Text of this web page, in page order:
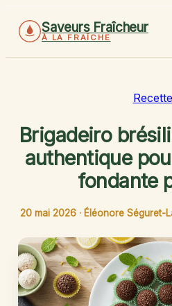
Saveurs Fraîcheur
À LA FRAÎCHE
Brigadeiro
authentique
fondante
20 mai 2026 · Éléonore Séguret-